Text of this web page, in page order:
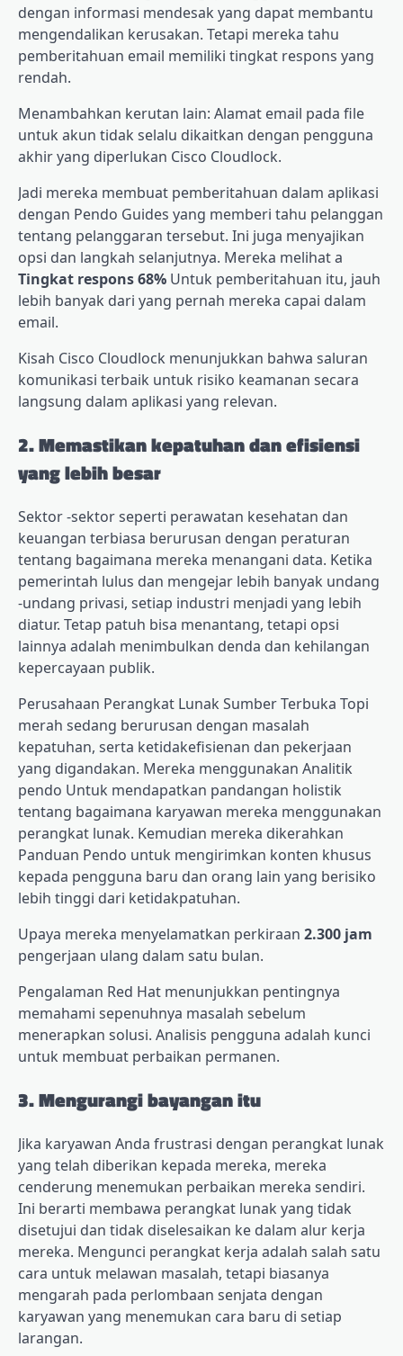
dengan informasi mendesak yang dapat membantu
mengendalikan kerusakan. Tetapi mereka tahu
pemberitahuan email memiliki tingkat respons yang
rendah.
Menambahkan kerutan lain: Alamat email pada file
untuk akun tidak selalu dikaitkan dengan pengguna
akhir yang diperlukan Cisco Cloudlock.
Jadi mereka membuat pemberitahuan dalam aplikasi
dengan Pendo Guides yang memberi tahu pelanggan
tentang pelanggaran tersebut. Ini juga menyajikan
opsi dan langkah selanjutnya. Mereka melihat a
Tingkat respons 68% Untuk pemberitahuan itu, jauh
lebih banyak dari yang pernah mereka capai dalam
email.
Kisah Cisco Cloudlock menunjukkan bahwa saluran
komunikasi terbaik untuk risiko keamanan secara
langsung dalam aplikasi yang relevan.
2. Memastikan kepatuhan dan efisiensi
yang lebih besar
Sektor -sektor seperti perawatan kesehatan dan
keuangan terbiasa berurusan dengan peraturan
tentang bagaimana mereka menangani data. Ketika
pemerintah lulus dan mengejar lebih banyak undang
-undang privasi, setiap industri menjadi yang lebih
diatur. Tetap patuh bisa menantang, tetapi opsi
lainnya adalah menimbulkan denda dan kehilangan
kepercayaan publik.
Perusahaan Perangkat Lunak Sumber Terbuka Topi
merah sedang berurusan dengan masalah
kepatuhan, serta ketidakefisienan dan pekerjaan
yang digandakan. Mereka menggunakan Analitik
pendo Untuk mendapatkan pandangan holistik
tentang bagaimana karyawan mereka menggunakan
perangkat lunak. Kemudian mereka dikerahkan
Panduan Pendo untuk mengirimkan konten khusus
kepada pengguna baru dan orang lain yang berisiko
lebih tinggi dari ketidakpatuhan.
Upaya mereka menyelamatkan perkiraan 2.300 jam
pengerjaan ulang dalam satu bulan.
Pengalaman Red Hat menunjukkan pentingnya
memahami sepenuhnya masalah sebelum
menerapkan solusi. Analisis pengguna adalah kunci
untuk membuat perbaikan permanen.
3. Mengurangi bayangan itu
Jika karyawan Anda frustrasi dengan perangkat lunak
yang telah diberikan kepada mereka, mereka
cenderung menemukan perbaikan mereka sendiri.
Ini berarti membawa perangkat lunak yang tidak
disetujui dan tidak diselesaikan ke dalam alur kerja
mereka. Mengunci perangkat kerja adalah salah satu
cara untuk melawan masalah, tetapi biasanya
mengarah pada perlombaan senjata dengan
karyawan yang menemukan cara baru di setiap
larangan.